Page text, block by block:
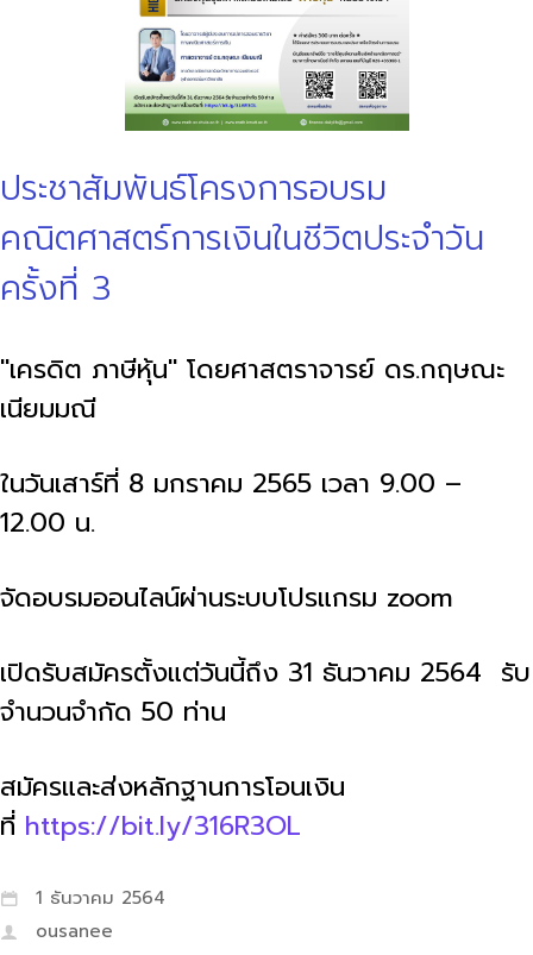
ประชาสัมพันธ์โครงการอบรม
คณิตศาสตร์การเงินในชีวิตประจำวัน
ครั้งที่ 3
"เครดิต ภาษีหุ้น" โดยศาสตราจารย์ ดร.กฤษณะ
เนียมมณี
ในวันเสาร์ที่ 8 มกราคม 2565 เวลา 9.00 –
12.00 น.
จัดอบรมออนไลน์ผ่านระบบโปรแกรม zoom
เปิดรับสมัครตั้งแต่วันนี้ถึง 31 ธันวาคม 2564 รับ
จำนวนจำกัด 50 ท่าน
สมัครและส่งหลักฐานการโอนเงิน
ที่ https://bit.ly/316R3OL
1 ธันวาคม 2564
ousanee